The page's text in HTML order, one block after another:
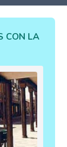
CON LA